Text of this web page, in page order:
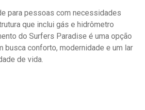
para pessoas com necessidades
que inclui gás e hidrômetro
do Surfers Paradise é uma opção
busca conforto, modernidade e um lar
de vida.